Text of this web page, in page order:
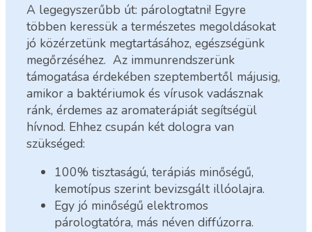
A legegyszerűbb út: párologtatni! Egyre
többen keressük a természetes megoldásokat
jó közérzetünk megtartásához, egészségünk
megőrzéséhez. Az immunrendszerünk
támogatása érdekében szeptembertől májusig,
amikor a baktériumok és vírusok vadásznak
ránk, érdemes az aromaterápiát segítségül
hívnod. Ehhez csupán két dologra van
szükséged:
100% tisztaságú, terápiás minőségű,
kemotípus szerint bevizsgált illóolajra.
Egy jó minőségű elektromos
párologtatóra, más néven diffúzorra.